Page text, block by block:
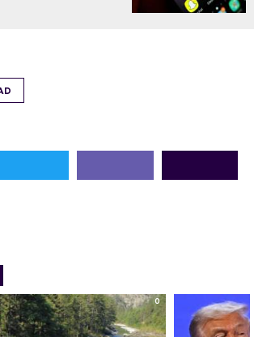
0